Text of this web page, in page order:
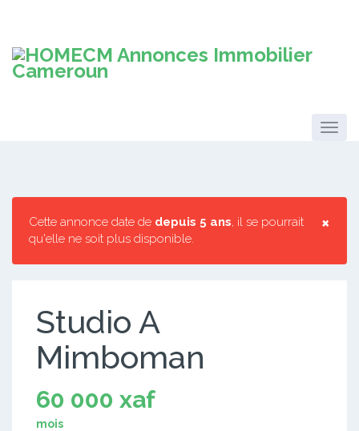
×
Cette annonce date de depuis 5 ans, il se pourrait
qu'elle ne soit plus disponible.
Studio A
Mimboman
60 000 xaf
mois